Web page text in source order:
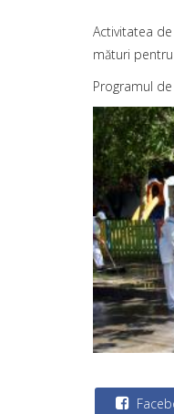
Activitatea
mături
Programul